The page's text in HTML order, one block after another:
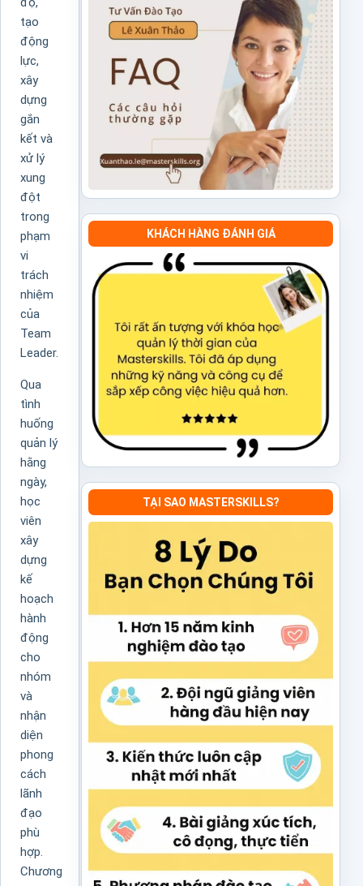
tạo
động
lực,
xây
dựng
gắn
kết và
xử lý
xung
đột
trong
phạm
vi
trách
nhiệm
của
Team
Leader.
Qua
tình
huống
quản lý
hằng
ngày,
học
viên
xây
dựng
kế
hoạch
hành
động
cho
nhóm
và
nhận
diện
phong
cách
lãnh
đạo
phù
hợp.
Chương
KHÁCH HÀNG ĐÁNH GIÁ
TẠI SAO MASTERSKILLS?